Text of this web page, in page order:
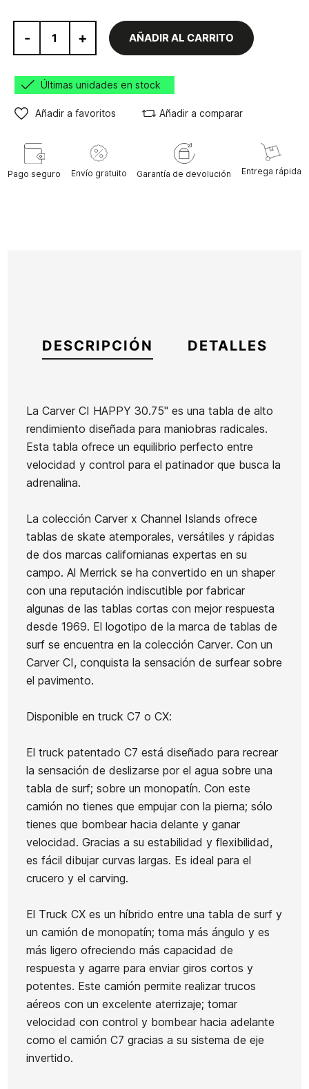
- + AÑADIR AL CARRITO
Últimas unidades en stock
Añadir a favoritos Añadir a comparar
Pago seguro Envío gratuito Garantía de devolución Entrega rápida
DESCRIPCIÓN DETALLES
La Carver CI HAPPY 30.75" es una tabla de alto
rendimiento diseñada para maniobras radicales.
Esta tabla ofrece un equilibrio perfecto entre
velocidad y control para el patinador que busca la
adrenalina.
La colección Carver x Channel Islands ofrece
tablas de skate atemporales, versátiles y rápidas
de dos marcas californianas expertas en su
campo. Al Merrick se ha convertido en un shaper
con una reputación indiscutible por fabricar
algunas de las tablas cortas con mejor respuesta
desde 1969. El logotipo de la marca de tablas de
surf se encuentra en la colección Carver. Con un
Carver CI, conquista la sensación de surfear sobre
el pavimento.
Disponible en truck C7 o CX:
El truck patentado C7 está diseñado para recrear
la sensación de deslizarse por el agua sobre una
tabla de surf; sobre un monopatín. Con este
camión no tienes que empujar con la pierna; sólo
tienes que bombear hacia delante y ganar
velocidad. Gracias a su estabilidad y flexibilidad,
es fácil dibujar curvas largas. Es ideal para el
crucero y el carving.
El Truck CX es un híbrido entre una tabla de surf y
un camión de monopatín; toma más ángulo y es
más ligero ofreciendo más capacidad de
respuesta y agarre para enviar giros cortos y
potentes. Este camión permite realizar trucos
aéreos con un excelente aterrizaje; tomar
velocidad con control y bombear hacia adelante
como el camión C7 gracias a su sistema de eje
invertido.
Marca Carver
ReferenciaVS-SKSSX47680
En stock 1 Artículo
Ean13 21080592